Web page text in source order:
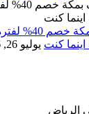
شركة كلين
يوليو 26, 2026